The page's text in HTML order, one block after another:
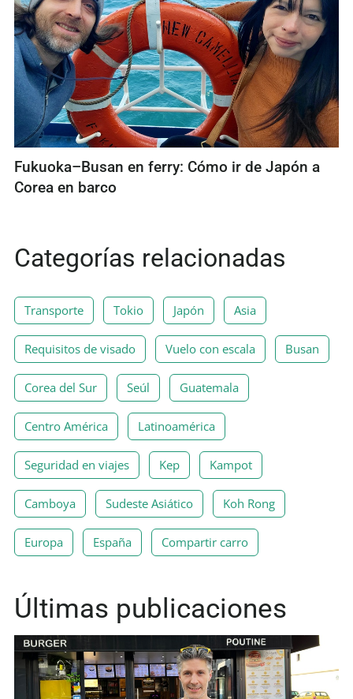
Fukuoka–Busan en ferry: Cómo ir de Japón a
Corea en barco
Categorías relacionadas
Transporte Tokio Japón Asia
Requisitos de visado Vuelo con escala Busan
Corea del Sur Seúl Guatemala
Centro América Latinoamérica
Seguridad en viajes Kep Kampot
Camboya Sudeste Asiático Koh Rong
Europa España Compartir carro
Últimas publicaciones